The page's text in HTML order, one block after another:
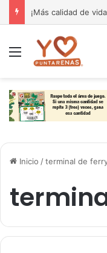
Menú
Inicio /terminal de